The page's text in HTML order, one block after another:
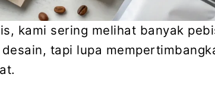
kami sering melihat banyak
tapi lupa